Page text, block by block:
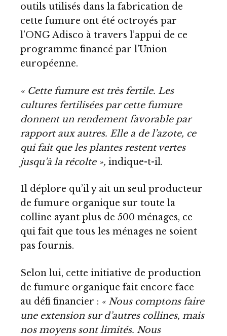
outils utilisés dans la fabrication de
cette fumure ont été octroyés par
l’ONG Adisco à travers l’appui de ce
programme financé par l’Union
européenne.
« Cette fumure est très fertile. Les
cultures fertilisées par cette fumure
donnent un rendement favorable par
rapport aux autres. Elle a de l’azote, ce
qui fait que les plantes restent vertes
jusqu’à la récolte », indique-t-il.
Il déplore qu’il y ait un seul producteur
de fumure organique sur toute la
colline ayant plus de 500 ménages, ce
qui fait que tous les ménages ne soient
pas fournis.
Selon lui, cette initiative de production
de fumure organique fait encore face
au défi financier : « Nous comptons faire
une extension sur d’autres collines, mais
nos moyens sont limités. Nous